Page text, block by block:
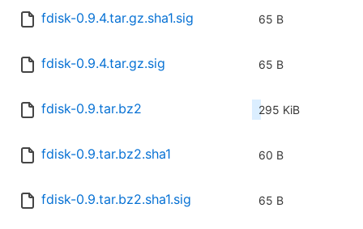
fdisk-0.9.4.tar.gz.sha1.sig 65 B
fdisk-0.9.4.tar.gz.sig 65 B
fdisk-0.9.tar.bz2 295 KiB
fdisk-0.9.tar.bz2.sha1 60 B
fdisk-0.9.tar.bz2.sha1.sig 65 B